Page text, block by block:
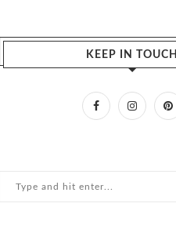
KEEP IN TOUCH